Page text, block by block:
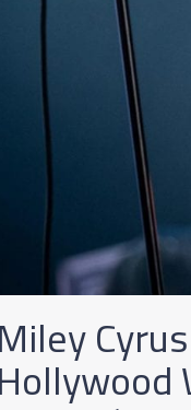
Miley
Hollywood